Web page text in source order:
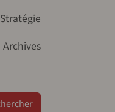
Stratégie
Archives